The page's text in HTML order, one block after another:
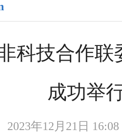
科技合作联
成功举
2023年12月21日